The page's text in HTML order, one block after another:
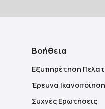
Βοήθεια
Εξυπηρέτηση
Έρευνα
Συχνές Ερωτήσεις